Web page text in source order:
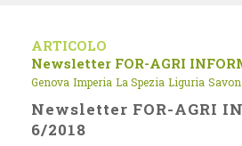
ARTICOLO
Newsletter FOR-AGRI
Genova Imperia La Spezia Liguria
Newsletter FOR-AGRI
6/2018